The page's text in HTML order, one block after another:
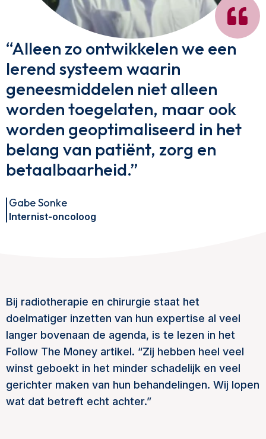
“Alleen zo ontwikkelen we een
lerend systeem waarin
geneesmiddelen niet alleen
worden toegelaten, maar ook
worden geoptimaliseerd in het
belang van patiënt, zorg en
betaalbaarheid.”
Gabe Sonke
Internist-oncoloog
Bij radiotherapie en chirurgie staat het
doelmatiger inzetten van hun expertise al veel
langer bovenaan de agenda, is te lezen in het
Follow The Money artikel. “Zij hebben heel veel
winst geboekt in het minder schadelijk en veel
gerichter maken van hun behandelingen. Wij lopen
wat dat betreft echt achter.”